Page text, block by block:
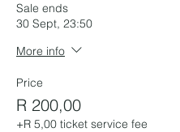
Sale ends
30 Sept, 23:50
More info
Price
R 200,00
+R 5,00 ticket service fee